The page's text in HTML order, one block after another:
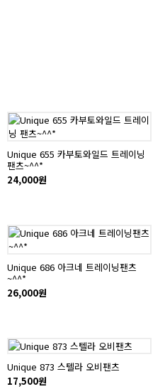
Unique 655 카부토와일드 트레이닝
팬츠~^^*
24,000원
Unique 686 아크네 트레이닝팬츠
~^^*
26,000원
Unique 873 스텔라 오비팬츠
17,500원